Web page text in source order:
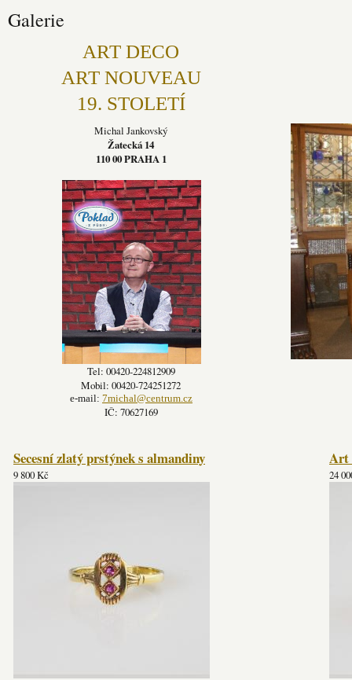
Galerie
ART DECO
ART NOUVEAU
19. STOLETÍ
Michal Jankovský
Žatecká 14
110 00 PRAHA 1
Tel: 00420-224812909
Mobil: 00420-724251272
e-mail: 7michal@centrum.cz
IČ: 70627169
Secesní zlatý prstýnek s almandiny
9 800 Kč
Art
24